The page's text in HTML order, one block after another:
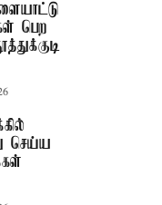
பெற
செய்ய